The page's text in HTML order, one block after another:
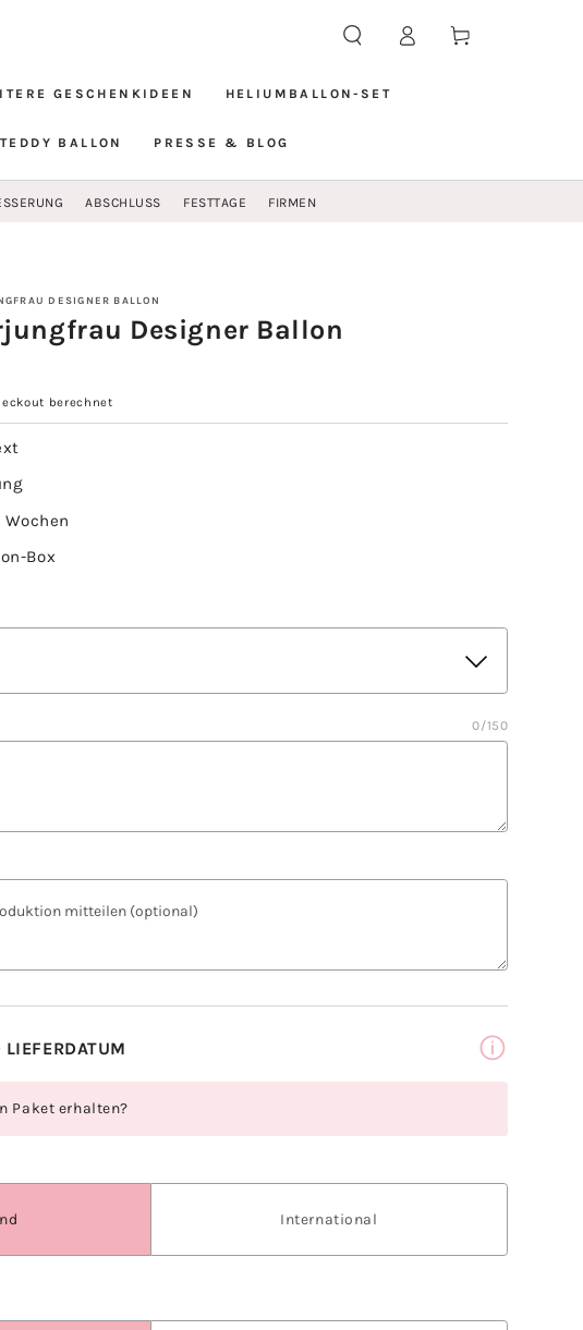
GESCHENKIDEEN HELIUMBALLON-SET
TEDDY BALLON PRESSE & BLOG
EinloggenWarenkorb
ABSCHLUSS FESTTAGE FIRMEN
DESIGNER BALLON
Designer Ballon
berechnet
Box